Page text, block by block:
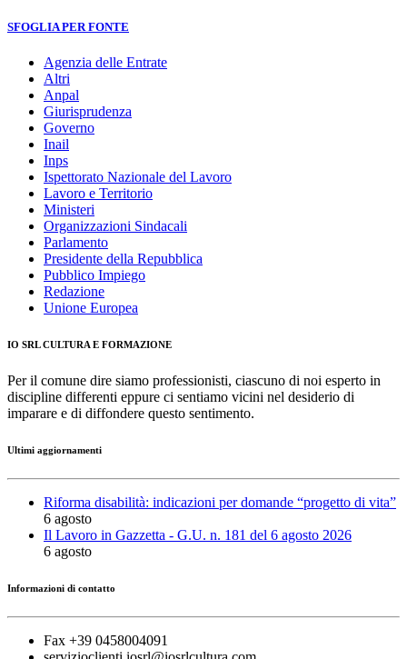
SFOGLIA PER FONTE
Agenzia delle Entrate
Altri
Anpal
Giurisprudenza
Governo
Inail
Inps
Ispettorato Nazionale del Lavoro
Lavoro e Territorio
Ministeri
Organizzazioni Sindacali
Parlamento
Presidente della Repubblica
Pubblico Impiego
Redazione
Unione Europea
IO SRL CULTURA E FORMAZIONE
Per il comune dire siamo professionisti, ciascuno di noi esperto in
discipline differenti eppure ci sentiamo vicini nel desiderio di
imparare e di diffondere questo sentimento.
Ultimi aggiornamenti
Riforma disabilità: indicazioni per domande “progetto di vita”
6 agosto
Il Lavoro in Gazzetta - G.U. n. 181 del 6 agosto 2026
6 agosto
Informazioni di contatto
Fax +39 0458004091